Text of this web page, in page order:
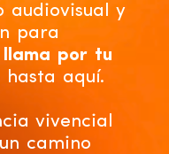
audiovisual y
para
llama por tu
aquí.
vivencial
camino